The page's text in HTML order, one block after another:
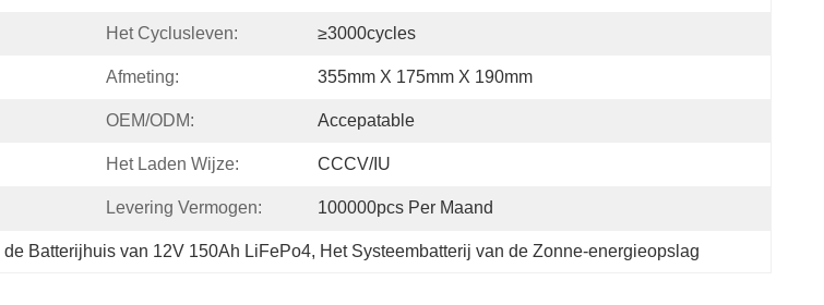
Het Cyclusleven: ≥3000cycles
Afmeting: 355mm X 175mm X 190mm
OEM/ODM: Accepatable
Het Laden Wijze: CCCV/IU
Levering Vermogen: 100000pcs Per Maand
de Batterijhuis van 12V 150Ah LiFePo4, Het Systeembatterij van de Zonne-energieopslag